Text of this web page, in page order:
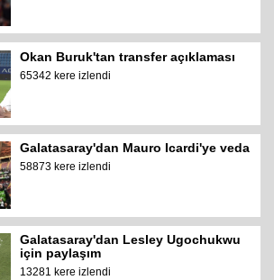
Okan Buruk'tan transfer açıklaması
65342 kere izlendi
Galatasaray'dan Mauro Icardi'ye veda
58873 kere izlendi
Galatasaray'dan Lesley Ugochukwu
için paylaşım
13281 kere izlendi